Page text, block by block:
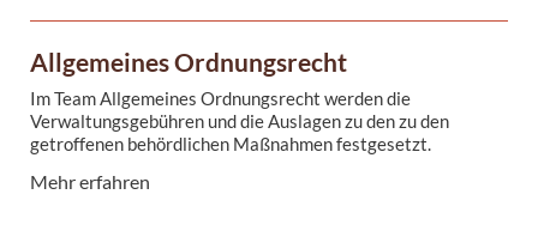
Der Bereich Gewerbeangelegenheiten befasst sich mit:
Gewerbeanzeigen An-, Ab- und Ummeldung
Allgemeines Ordnungsrecht
Im Team Allgemeines Ordnungsrecht werden die
Verwaltungsgebühren und die Auslagen zu den zu den
getroffenen behördlichen Maßnahmen festgesetzt.
Mehr erfahren